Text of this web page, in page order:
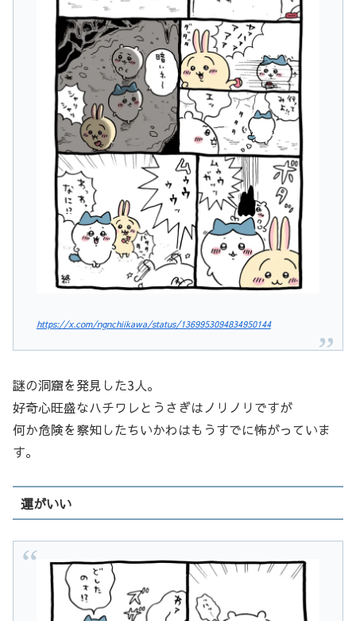
https://x.com/ngnchiikawa/status/1369953094834950144
謎の洞窟を発見した3人。
好奇心旺盛なハチワレとうさぎはノリノリですが
何か危険を察知したちいかわはもうすでに怖がっていま
す。
運がいい